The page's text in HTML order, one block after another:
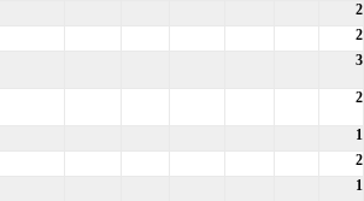
2
2
3
2
1
2
1